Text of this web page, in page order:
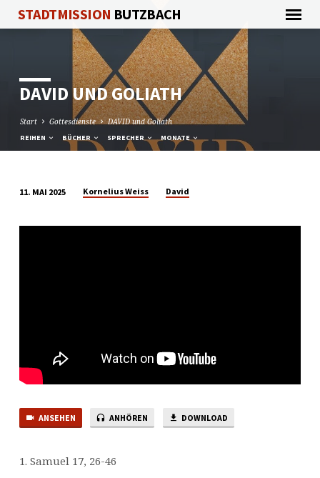
STADTMISSION BUTZBACH
DAVID UND GOLIATH
Start Gottesdienste DAVID und Goliath
REIHEN BÜCHER SPRECHER MONATE
UND
11. MAI 2025 Kornelius Weiss David
ANSEHEN ANHÖREN DOWNLOAD
1. Samuel 17, 26-46